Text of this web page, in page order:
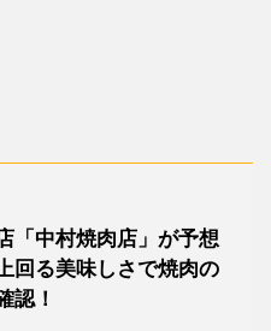
「中村焼肉店」が予想
回る美味しさで焼肉の
認！